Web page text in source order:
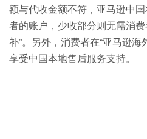
额与代收金额不符，亚马逊中
者的账户，少收部分则无需消
补”。另外，消费者在“亚马逊
享受中国本地售后服务支持。